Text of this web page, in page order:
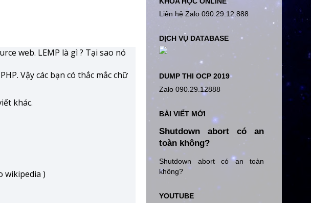
web. LEMP là gì ? Tại sao nó
Vậy các bạn có thắc mắc chữ
khác.
wikipedia )
Liên hệ Zalo 090.29.12.888
DỊCH VỤ DATABASE
DUMP THI OCP 2019
Zalo 090.29.12888
BÀI VIẾT MỚI
Shutdown abort có an
toàn không?
Shutdown abort có an toàn
không?
YOUTUBE